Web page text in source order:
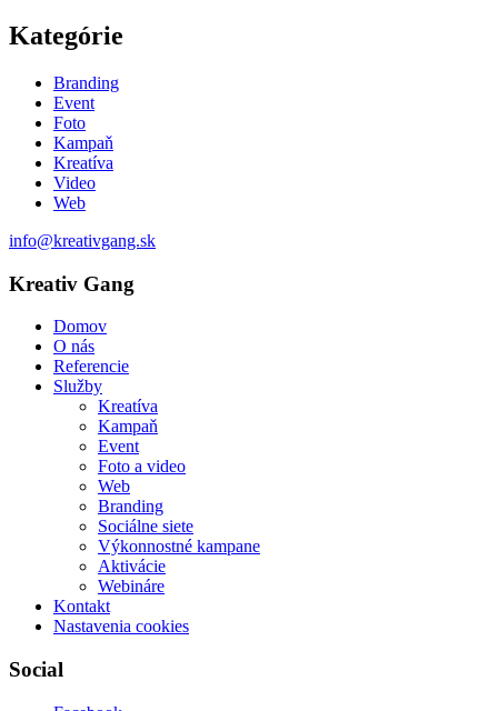
Kategórie
Branding
Event
Foto
Kampaň
Kreatíva
Video
Web
info@kreativgang.sk
Kreativ Gang
Domov
O nás
Referencie
Služby
Kreatíva
Kampaň
Event
Foto a video
Web
Branding
Sociálne siete
Výkonnostné kampane
Aktivácie
Webináre
Kontakt
Nastavenia cookies
Social